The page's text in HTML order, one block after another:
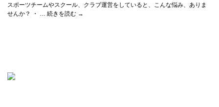
スポーツチームやスクール、クラブ運営をしていると、こんな悩み、ありま
せんか？ ・ … 続きを読む →